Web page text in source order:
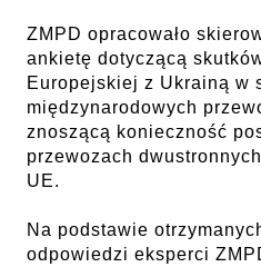
ZMPD opracowało
ankietę dotyczącą
Europejskiej z Ukrainą w
międzynarodowych
znoszącą konieczność
przewozach
UE.
Na podstawie
odpowiedzi eksperci